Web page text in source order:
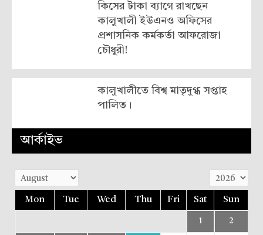
কিসের টাকা ব্যাগে রাখছেন
কালুখালী ইউএনও অফিসের
প্রশাসনিক কর্মকর্তা আফরোজা
চৌধুরী!
কালুখালীতে বিশ্ব মাতৃদুগ্ধ সপ্তাহ
পালিত।
আর্কাইভ
Mon Tue Wed Thu Fri Sat Sun
1 2